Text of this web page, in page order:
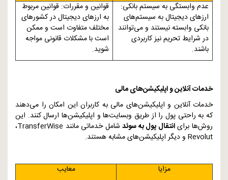
عدم وابستگی به سیستم بانکی:
ارزهای دیجیتال به سیستم‌های
بانکی وابسته نیستند و می‌توانند
در شرایط تحریم نیز کاربردی
باشند.
قوانین و مقررات: قوانین مربوط
به ارزهای دیجیتال در کشورهای
مختلف متفاوت است و ممکن
است با مشکلات قانونی مواجه
شوید.
خدمات آنلاین و اپلیکیشن‌های مالی
خدمات آنلاین و اپلیکیشن‌های مالی به کاربران این امکان را می‌دهند
که به راحتی پول را از طریق وبسایت‌ها و اپلیکیشن‌ها ارسال کنند. این
روش‌ها برایانتقال پول به سوئدشامل خدماتی مانند TransferWise،
Revolut و دیگر اپلیکیشن‌های مشابه هستند.
مزایا
معایب